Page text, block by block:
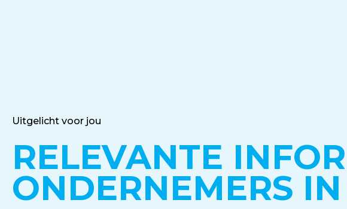
RELEVANTE
ONDERNEMERS
Uitgelicht voor jou